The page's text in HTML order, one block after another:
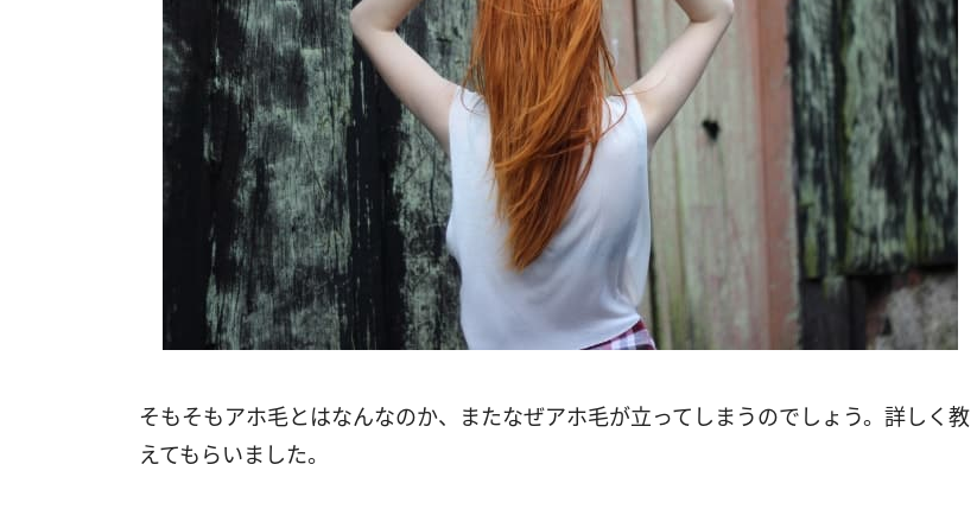
そもそもアホ毛とはなんなのか、またなぜアホ毛が立ってしまうのでしょう。詳しく教
えてもらいました。